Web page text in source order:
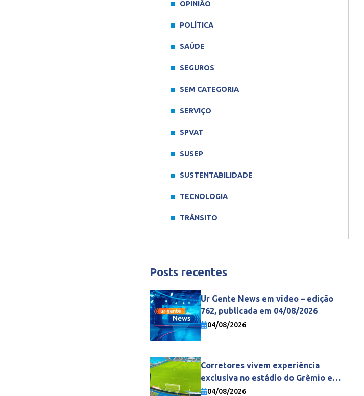
OPINIÃO
POLÍTICA
SAÚDE
SEGUROS
SEM CATEGORIA
SERVIÇO
SPVAT
SUSEP
SUSTENTABILIDADE
TECNOLOGIA
TRÂNSITO
Posts recentes
Ur Gente News em vídeo – edição
762, publicada em 04/08/2026
04/08/2026
Corretores vivem experiência
exclusiva no estádio do Grêmio e
fortalecem parceria com a Gente
04/08/2026